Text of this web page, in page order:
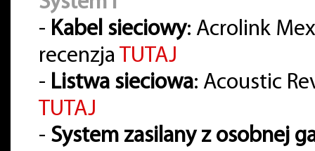
- Kabel sieciowy: Acrolink
recenzja TUTAJ
- Listwa sieciowa: Acoustic
TUTAJ
- System zasilany z osobnej